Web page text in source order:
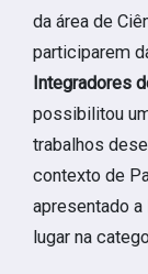
da área de
participarem
Integradores
possibilitou
trabalhos
contexto de
apresentado
lugar na